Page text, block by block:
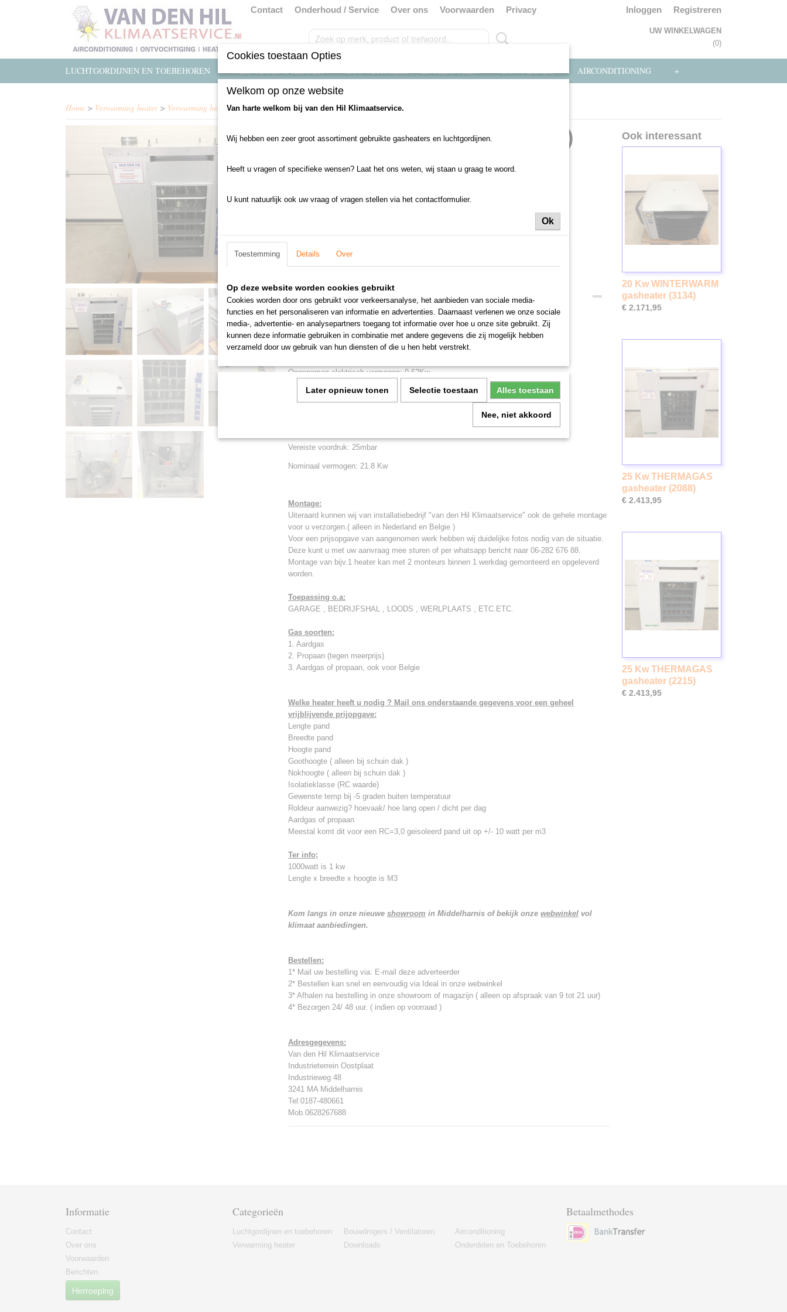
Contact Onderhoud / Service Over ons Voorwaarden Privacy Inloggen Registreren
UW WINKELWAGEN
(0)
LUCHTGORDIJNEN EN TOEBEHOREN VERWARMING HEATER BOUWDROGERS / VENTILATOREN DOWNLOADS AIRCONDITIONING +
Home > Verwarming heater> Verwarming heater gebruikt>10 tot 29 Kw Aardgas heaters>22 Kw MARK gasheater (3303)
22 Kw MARK gasheater (3303)
€ 2777,00 (inclusief btw 21%)
Aantal
IN WINKELWAGEN
Omschrijving
Prijs ex. btw: € 2295,-
Bijbehorende digitale klokthermostaat los verkrijgbaar: € 335,-
Type: GNSD22
Opgenomen elektrisch vermogen: 0.62Kw
Voedingsspanning: 230V
Vereiste voordruk: 25mbar
Nominaal vermogen: 21.8 Kw
Montage:
Uiteraard kunnen wij van installatiebedrijf "van den Hil Klimaatservice" ook de gehele montage
voor u verzorgen.( alleen in Nederland en Belgie )
Voor een prijsopgave van aangenomen werk hebben wij duidelijke fotos nodig van de situatie.
Deze kunt u met uw aanvraag mee sturen of per whatsapp bericht naar 06-282 676 88.
Montage van bijv.1 heater kan met 2 monteurs binnen 1 werkdag gemonteerd en opgeleverd
worden.
Toepassing o.a:
GARAGE , BEDRIJFSHAL , LOODS , WERLPLAATS , ETC.ETC.
Gas soorten:
1. Aardgas
2. Propaan (tegen meerprijs)
3. Aardgas of propaan, ook voor Belgie
Welke heater heeft u nodig ? Mail ons onderstaande gegevens voor een geheel
vrijblijvende prijopgave:
Lengte pand
Breedte pand
Hoogte pand
Goothoogte ( alleen bij schuin dak )
Nokhoogte ( alleen bij schuin dak )
Isolatieklasse (RC waarde)
Gewenste temp bij -5 graden buiten temperatuur
Roldeur aanwezig? hoevaak/ hoe lang open / dicht per dag
Aardgas of propaan
Meestal komt dit voor een RC=3,0 geisoleerd pand uit op +/- 10 watt per m3
Ter info;
1000watt is 1 kw
Lengte x breedte x hoogte is M3
Kom langs in onze nieuwe showroom in Middelharnis of bekijk onze webwinkel vol
klimaat aanbiedingen.
Bestellen:
1* Mail uw bestelling via: E-mail deze adverteerder
2* Bestellen kan snel en eenvoudig via Ideal in onze webwinkel
3* Afhalen na bestelling in onze showroom of magazijn ( alleen op afspraak van 9 tot 21 uur)
4* Bezorgen 24/ 48 uur. ( indien op voorraad )
Adresgegevens:
Van den Hil Klimaatservice
Industrieterrein Oostplaat
Industrieweg 48
3241 MA Middelharnis
Tel:0187-480661
Mob.0628267688
Ook interessant
20 Kw WINTERWARM
gasheater (3134)
€ 2.171,95
25 Kw THERMAGAS
gasheater (2088)
€ 2.413,95
25 Kw THERMAGAS
gasheater (2215)
€ 2.413,95
Informatie
Contact
Over ons
Voorwaarden
Berichten
Herroeping
Categorieën
Luchtgordijnen en toebehoren
Verwarming heater
Bouwdrogers / Ventilatoren
Downloads
Airconditioning
Onderdelen en Toebehoren
Betaalmethodes
Cookies toestaan Opties
Welkom op onze website
Van harte welkom bij van den Hil Klimaatservice.
Wij hebben een zeer groot assortiment gebruikte gasheaters en luchtgordijnen.
Heeft u vragen of specifieke wensen? Laat het ons weten, wij staan u graag te woord.
U kunt natuurlijk ook uw vraag of vragen stellen via het contactformulier.
Ok
Toestemming Details Over
Op deze website worden cookies gebruikt
Cookies worden door ons gebruikt voor verkeersanalyse, het aanbieden van sociale media-
functies en het personaliseren van informatie en advertenties. Daarnaast verlenen we onze sociale
media-, advertentie- en analysepartners toegang tot informatie over hoe u onze site gebruikt. Zij
kunnen deze informatie gebruiken in combinatie met andere gegevens die zij mogelijk hebben
verzameld door uw gebruik van hun diensten of die u hen hebt verstrekt.
Later opnieuw tonen Selectie toestaan Alles toestaan
Nee, niet akkoord